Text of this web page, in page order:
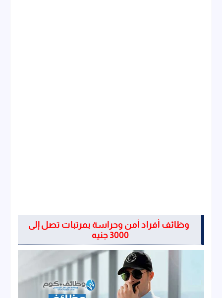
وظائف أفراد أمن وحراسة بمرتبات تصل إلى
3000 جنيه